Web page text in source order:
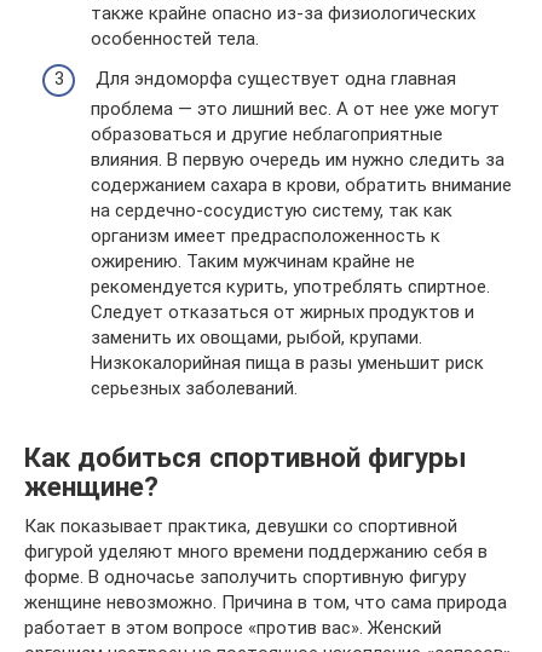
также крайне опасно из-за физиологических
особенностей тела.
Для эндоморфа существует одна главная
проблема — это лишний вес. А от нее уже могут
образоваться и другие неблагоприятные
влияния. В первую очередь им нужно следить за
содержанием сахара в крови, обратить внимание
на сердечно-сосудистую систему, так как
организм имеет предрасположенность к
ожирению. Таким мужчинам крайне не
рекомендуется курить, употреблять спиртное.
Следует отказаться от жирных продуктов и
заменить их овощами, рыбой, крупами.
Низкокалорийная пища в разы уменьшит риск
серьезных заболеваний.
Как добиться спортивной фигуры
женщине?
Как показывает практика, девушки со спортивной
фигурой уделяют много времени поддержанию себя в
форме. В одночасье заполучить спортивную фигуру
женщине невозможно. Причина в том, что сама природа
работает в этом вопросе «против вас». Женский